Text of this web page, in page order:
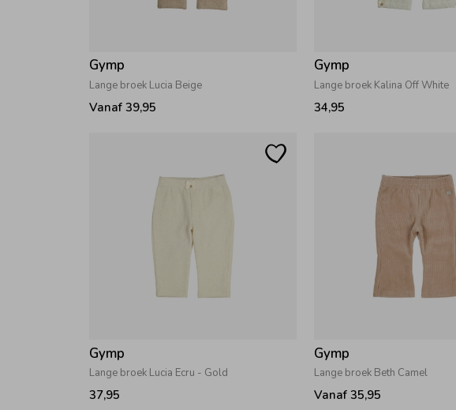
Gymp
Lange broek Lucia Beige
Vanaf 39,95
Gymp
Lange broek Kalina Off White
34,95
Gymp
Lange broek Lucia Ecru - Gold
37,95
Gymp
Lange broek Beth Camel
Vanaf 35,95